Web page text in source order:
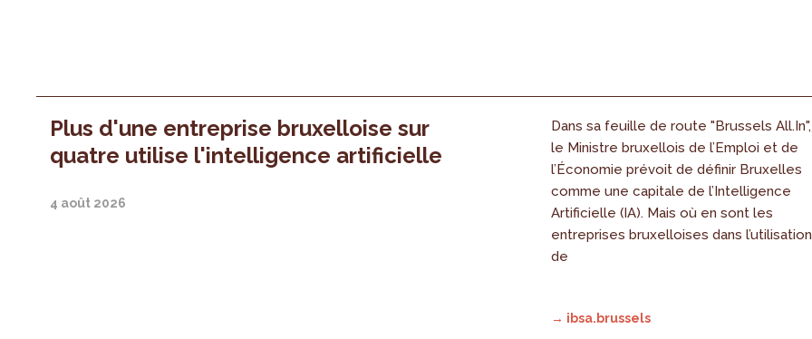
Plus d'une entreprise bruxelloise sur
quatre utilise l'intelligence artificielle
4 août 2026
Dans sa feuille de route "Brussels All.In",
le Ministre bruxellois de l’Emploi et de
l’Économie prévoit de définir Bruxelles
comme une capitale de l’Intelligence
Artificielle (IA). Mais où en sont les
entreprises bruxelloises dans l’utilisation
de
→ ibsa.brussels